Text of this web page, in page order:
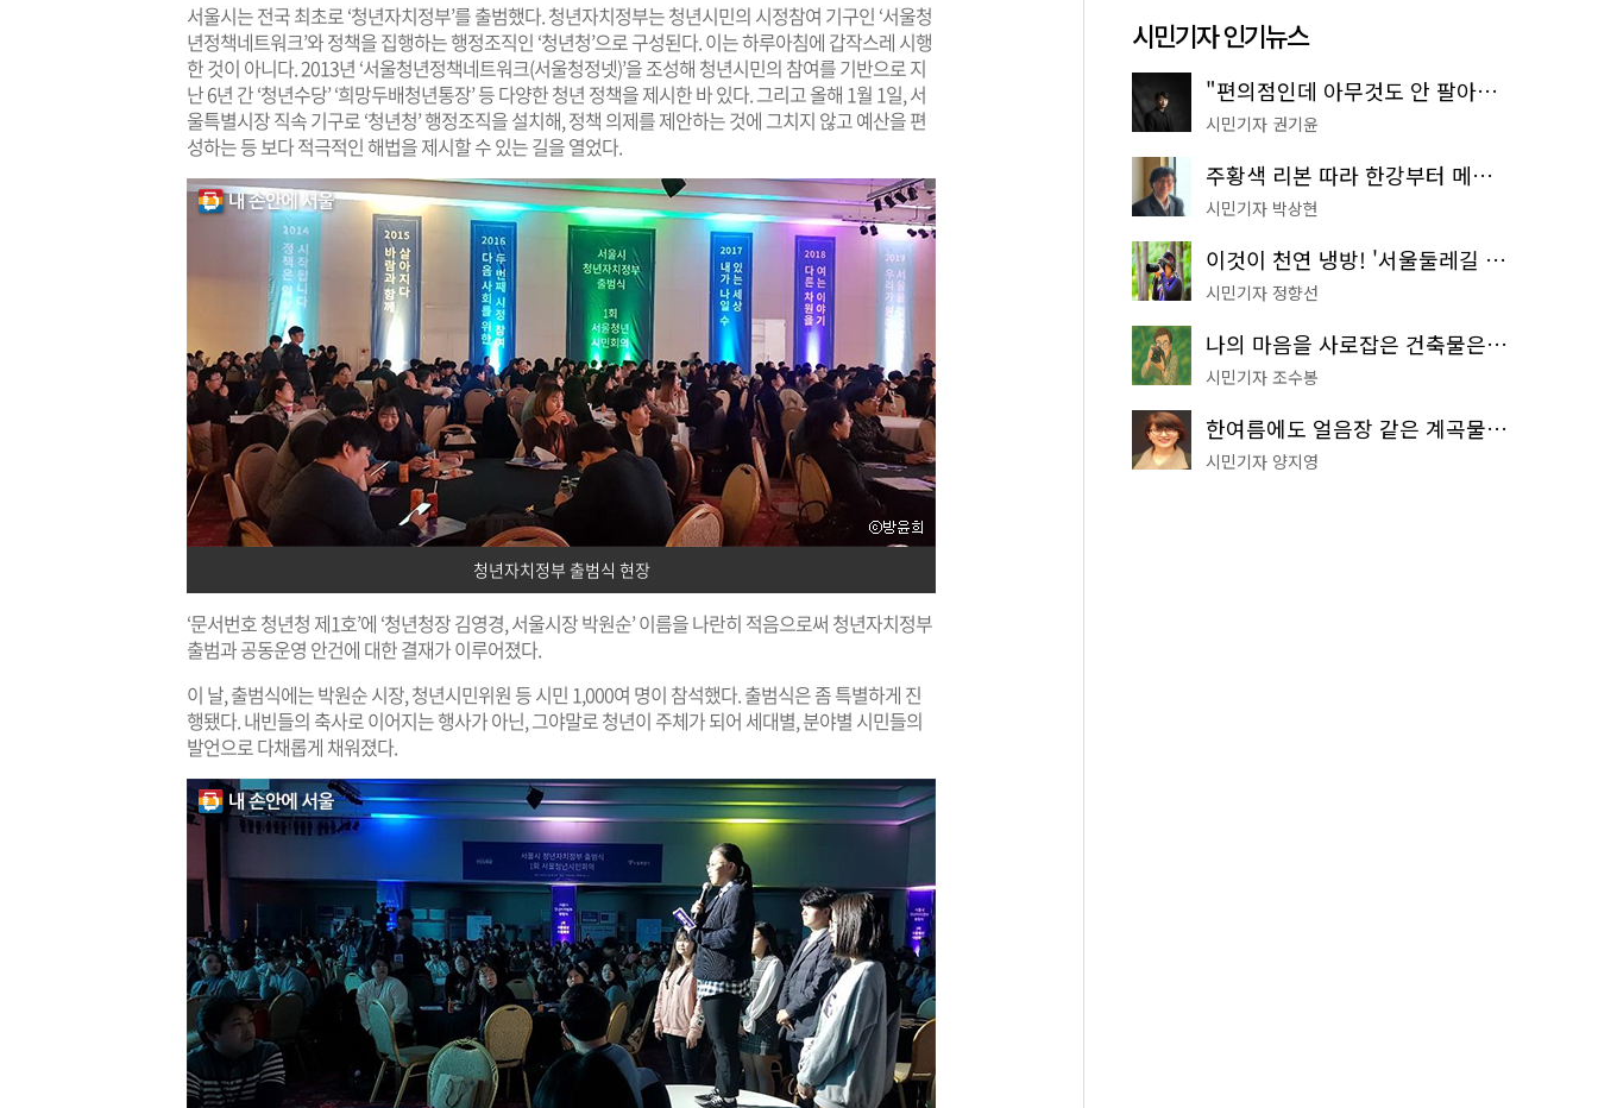
서울시는 전국 최초로 ‘청년자치정부’를 출범했다. 청년자치정부는 청년시민의 시정참여 기구인 ‘서울청
년정책네트워크’와 정책을 집행하는 행정조직인 ‘청년청’으로 구성된다. 이는 하루아침에 갑작스레 시행
한 것이 아니다. 2013년 ‘서울청년정책네트워크(서울청정넷)’을 조성해 청년시민의 참여를 기반으로 지
난 6년 간 ‘청년수당’ ‘희망두배청년통장’ 등 다양한 청년 정책을 제시한 바 있다. 그리고 올해 1월 1일, 서
울특별시장 직속 기구로 ‘청년청’ 행정조직을 설치해, 정책 의제를 제안하는 것에 그치지 않고 예산을 편
성하는 등 보다 적극적인 해법을 제시할 수 있는 길을 열었다.
청년자치정부 출범식 현장
‘문서번호 청년청 제1호’에 ‘청년청장 김영경, 서울시장 박원순’ 이름을 나란히 적음으로써 청년자치정부
출범과 공동운영 안건에 대한 결재가 이루어졌다.
이 날, 출범식에는 박원순 시장, 청년시민위원 등 시민 1,000여 명이 참석했다. 출범식은 좀 특별하게 진
행됐다. 내빈들의 축사로 이어지는 행사가 아닌, 그야말로 청년이 주체가 되어 세대별, 분야별 시민들의
발언으로 다채롭게 채워졌다.
시민기자 인기뉴스
"편의점인데 아무것도 안 팔아요" 서울에서 가장 특별한 편의점의 정체
시민기자 권기윤
주황색 리본 따라 한강부터 메타세쿼이아 숲길까지…서울둘레길 15코스
시민기자 박상현
이것이 천연 냉방! '서울둘레길 9코스'로 숲속 피서 떠나볼까
시민기자 정향선
나의 마음을 사로잡은 건축물은? '서울시 건축상' 수상작 공개!
시민기자 조수봉
한여름에도 얼음장 같은 계곡물! 서울 '진관사 계곡'이 천국이네~
시민기자 양지영